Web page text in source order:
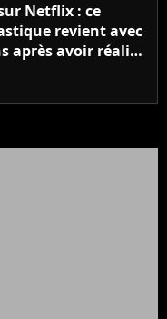
Netflix : ce
revient avec
après avoir réalisé
et régné 6
le Top 10